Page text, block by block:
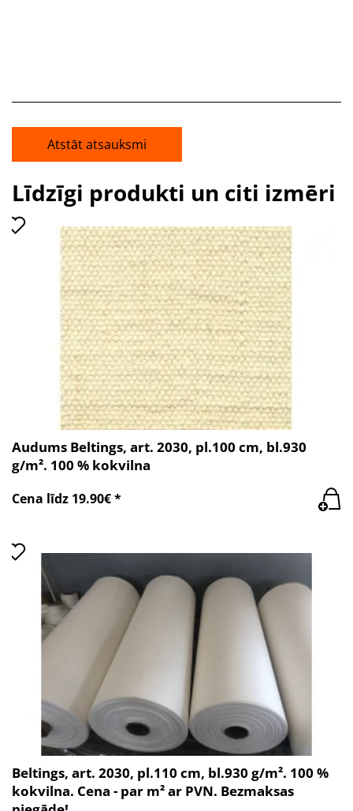
Atstāt atsauksmi
Līdzīgi produkti un citi izmēri
Audums Beltings, art. 2030, pl.100 cm, bl.930
g/m². 100 % kokvilna
Cena līdz 19.90€ *
Beltings, art. 2030, pl.110 cm, bl.930 g/m². 100 %
kokvilna. Cena - par m² ar PVN. Bezmaksas